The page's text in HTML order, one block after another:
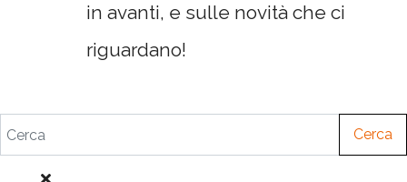
in avanti, e sulle novità che ci
riguardano!
Cerca